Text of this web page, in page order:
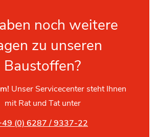
noch weitere
zu unseren
Baustoffen?
Unser Servicecenter steht Ihnen
mit Rat und Tat unter
(0) 6287 / 9337-22